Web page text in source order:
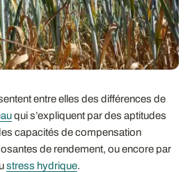
entre elles des différences de
qui s’expliquent par des aptitudes
capacités de compensation
de rendement, ou encore par
stress hydrique.